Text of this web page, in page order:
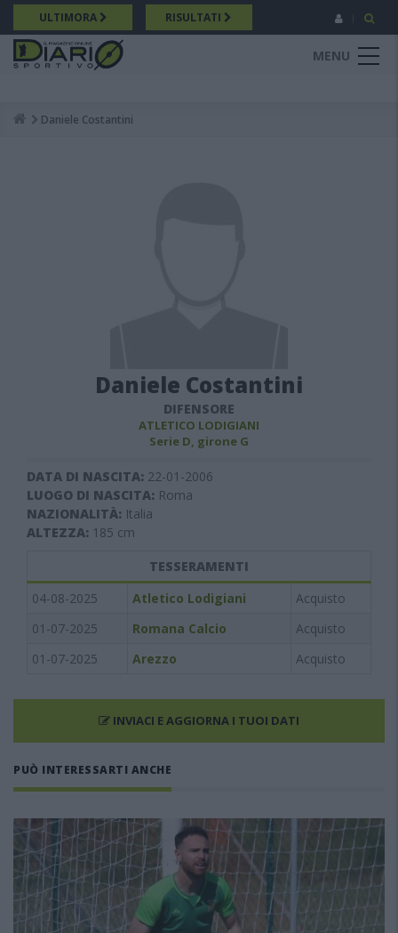
Salta
al
contenuto
principale
ULTIMORA RISULTATI
MENU
Breadcrumb
Daniele Costantini
Daniele Costantini
DIFENSORE
ATLETICO LODIGIANI
Serie D, girone G
DATA DI NASCITA: 22-01-2006
LUOGO DI NASCITA: Roma
NAZIONALITÀ: Italia
ALTEZZA: 185 cm
TESSERAMENTI
04-08-2025
Atletico Lodigiani
Acquisto
01-07-2025
Romana Calcio
Acquisto
01-07-2025
Arezzo Acquisto
INVIACI E AGGIORNA I TUOI DATI
PUÒ INTERESSARTI ANCHE